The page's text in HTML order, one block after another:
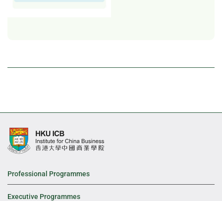
Professional Programmes
Executive Programmes